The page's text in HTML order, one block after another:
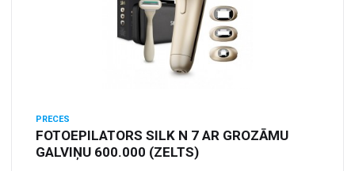
PRECES
FOTOEPILATORS SILK N 7 AR GROZĀMU
GALVIŅU 600.000 (ZELTS)